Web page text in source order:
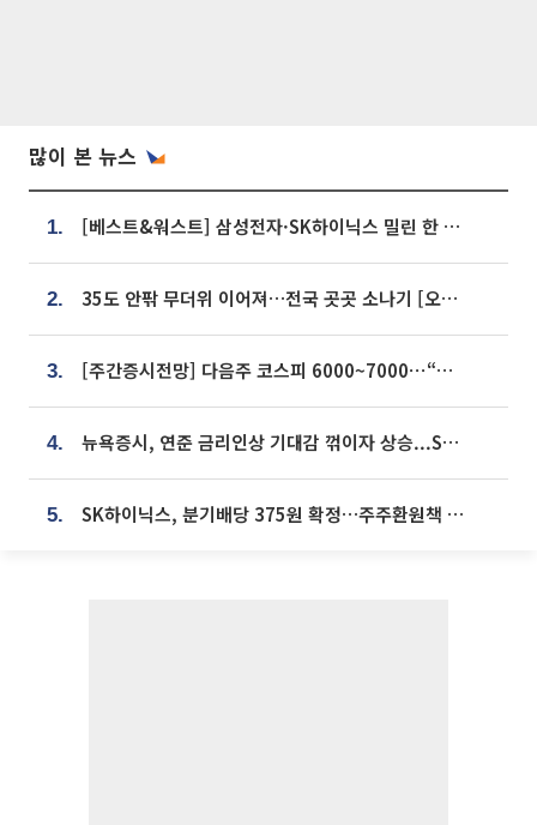
많이 본 뉴스
1. [베스트&워스트] 삼성전자·SK하이닉스 밀린 한 주…상상인증권은 85% 급등
2. 35도 안팎 무더위 이어져…전국 곳곳 소나기 [오늘 날씨]
3. [주간증시전망] 다음주 코스피 6000~7000⋯“外人 수급은 정책이 변수”
4. 뉴욕증시, 연준 금리인상 기대감 꺾이자 상승...S&P500 사상 최고치 [종합]
5. SK하이닉스, 분기배당 375원 확정…주주환원책 9월로 앞당겨 발표